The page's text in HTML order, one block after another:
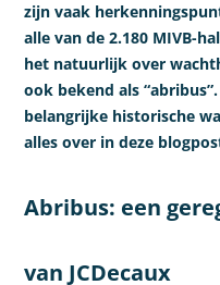
zijn vaak
alle van de 2.180 MIVB-
het natuurlijk over
ook bekend als
belangrijke historische
alles over in deze
Abribus: een
van JCDecaux